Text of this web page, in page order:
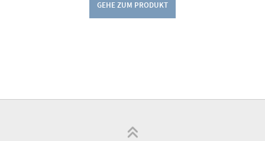
GEHE ZUM PRODUKT